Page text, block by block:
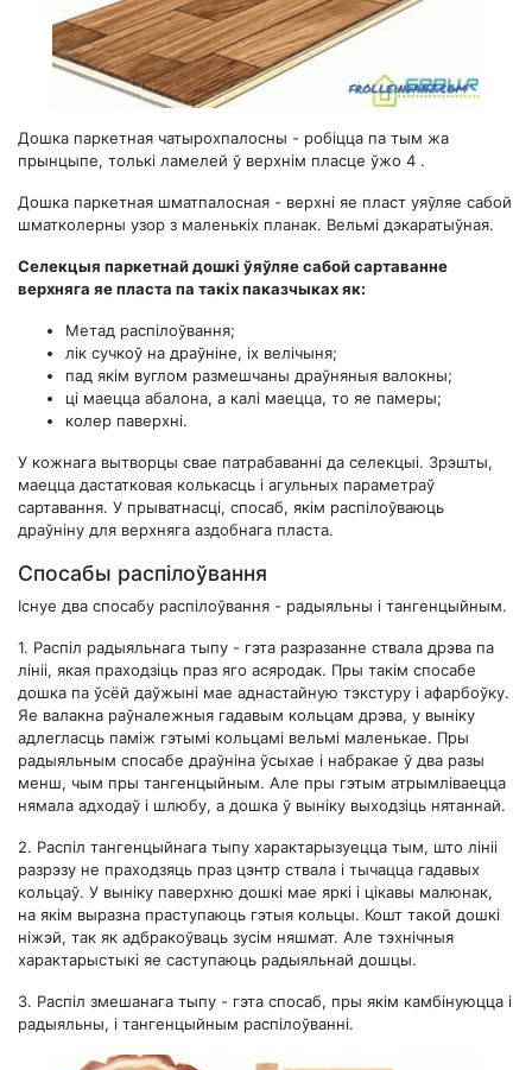
Дошка паркетная чатырохпалосны - робіцца па тым жа
прынцыпе, толькі ламелей ў верхнім пласце ўжо 4 .
Дошка паркетная шматпалосная - верхні яе пласт уяўляе сабой
шматколерны узор з маленькіх планак. Вельмі дэкаратыўная.
Селекцыя паркетнай дошкі ўяўляе сабой сартаванне
верхняга яе пласта па такіх паказчыках як:
Метад распілоўвання;
лік сучкоў на драўніне, іх велічыня;
пад якім вуглом размешчаны драўняныя валокны;
ці маецца абалона, а калі маецца, то яе памеры;
колер паверхні.
У кожнага вытворцы свае патрабаванні да селекцыі. Зрэшты,
маецца дастатковая колькасць і агульных параметраў
сартавання. У прыватнасці, спосаб, якім распілоўваюць
драўніну для верхняга аздобнага пласта.
Спосабы распілоўвання
Існуе два спосабу распілоўвання - радыяльны і тангенцыйным.
1. Распіл радыяльнага тыпу - гэта разразанне ствала дрэва па
лініі, якая праходзіць праз яго асяродак. Пры такім спосабе
дошка па ўсёй даўжыні мае аднастайную тэкстуру і афарбоўку.
Яе валакна раўналежныя гадавым кольцам дрэва, у выніку
адлегласць паміж гэтымі кольцамі вельмі маленькае. Пры
радыяльным спосабе драўніна ўсыхае і набракае ў два разы
менш, чым пры тангенцыйным. Але пры гэтым атрымліваецца
нямала адходаў і шлюбу, а дошка ў выніку выходзіць нятаннай.
2. Распіл тангенцыйнага тыпу характарызуецца тым, што лініі
разрэзу не праходзяць праз цэнтр ствала і тычацца гадавых
кольцаў. У выніку паверхню дошкі мае яркі і цікавы малюнак,
на якім выразна праступаюць гэтыя кольцы. Кошт такой дошкі
ніжэй, так як адбракоўваць зусім няшмат. Але тэхнічныя
характарыстыкі яе саступаюць радыяльнай дошцы.
3. Распіл змешанага тыпу - гэта спосаб, пры якім камбінуюцца і
радыяльны, і тангенцыйным распілоўванні.